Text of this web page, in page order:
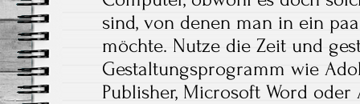
sind, von denen man in ein
möchte. Nutze die Zeit und
Gestaltungsprogramm wie
Publisher, Microsoft Word